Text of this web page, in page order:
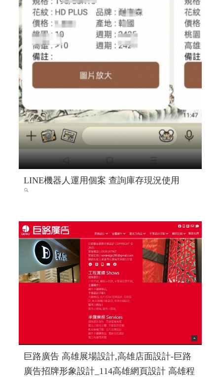
LINE機器人運用個案 查詢庫存現況使用
巨路廣告 高雄展場設計,高雄店面設計-巨路
廣告招牌形象設計_114高雄網頁設計 高雄程